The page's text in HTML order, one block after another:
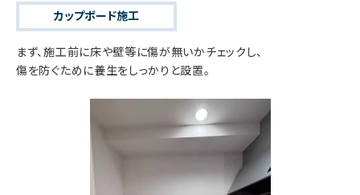
カップボード施工
まず、施工前に床や壁等に傷が無いかチェックし、
傷を防ぐために養生をしっかりと設置。